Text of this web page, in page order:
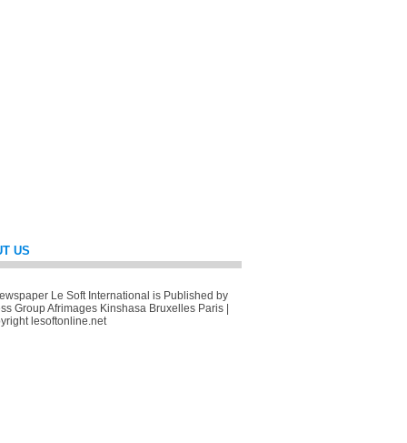
US
Le Soft International is Published by
Group Afrimages Kinshasa Bruxelles Paris |
lesoftonline.net